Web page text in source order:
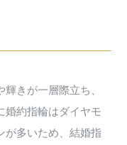
きが一層際立ち、
婚約指輪はダイヤモ
が多いため、結婚指